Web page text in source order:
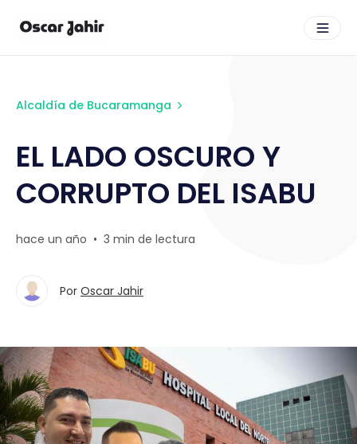
Alcaldía de Bucaramanga
EL LADO OSCURO Y
CORRUPTO DEL ISABU
hace un año • 3 min de lectura
Por Oscar Jahir